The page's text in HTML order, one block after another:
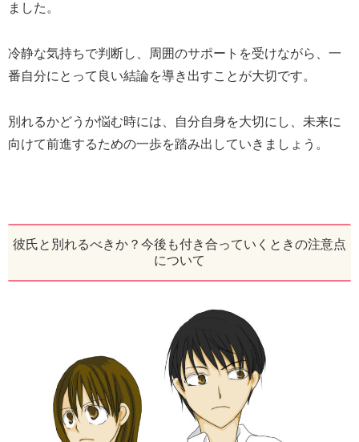
ました。
冷静な気持ちで判断し、周囲のサポートを受けながら、一
番自分にとって良い結論を導き出すことが大切です。
別れるかどうか悩む時には、自分自身を大切にし、未来に
向けて前進するための一歩を踏み出していきましょう。
彼氏と別れるべきか？今後も付き合っていくときの注意点
について